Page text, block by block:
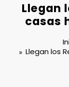
Llegan
casas
Llegan los